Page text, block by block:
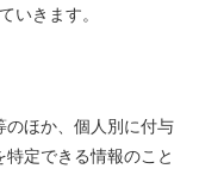
いきます。
のほか、個人別に付与
定できる情報のこと